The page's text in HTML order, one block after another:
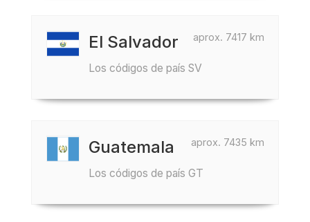
aprox. 7417 km
El Salvador
Los códigos de país SV
aprox. 7435 km
Guatemala
Los códigos de país GT